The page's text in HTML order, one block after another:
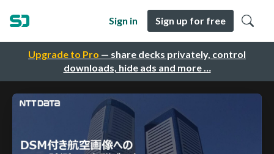
Upgrade to Pro — share decks privately, control
downloads, hide ads and more …
Sign in Sign up for free